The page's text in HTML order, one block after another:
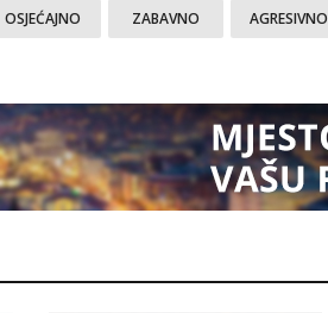
OSJEĆAJNO ZABAVNO AGRESIVNO